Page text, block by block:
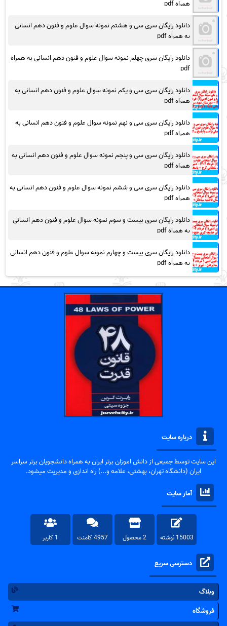
همراه pdf
دانلود رایگان سری سی و هشتم نمونه سوال علوم و فنون دهم انسانی
به همراه pdf
دانلود رایگان سری چهلم نمونه سوال علوم و فنون دهم انسانی به همراه
pdf
دانلود رایگان سری سی و یکم نمونه سوال علوم و فنون دهم انسانی به
همراه pdf
دانلود رایگان سری سی و نهم نمونه سوال علوم و فنون دهم انسانی به
همراه pdf
دانلود رایگان سری سی و پنجم نمونه سوال علوم و فنون دهم انسانی به
همراه pdf
دانلود رایگان سری سی و ششم نمونه سوال علوم و فنون دهم انسانی به
همراه pdf
دانلود رایگان سری بیست و سوم نمونه سوال علوم و فنون دهم انسانی
به همراه pdf
دانلود رایگان سری بیست و چهارم نمونه سوال علوم و فنون دهم انسانی
به همراه pdf
درباره سایت
این سایت توسط جمیعی از دانش اموزان برتر ایران به همراه دانشجویان برتر سراسر
ایران (دانشگاه تهران، بهشتی، علامه و...) راه اندازی و مدیریت میشود.
آمار سایت
15003 نوشته 2 محصول 4957 کامنت 1 کاربر
دسترسی سریع
وبلاگ
فروشگاه